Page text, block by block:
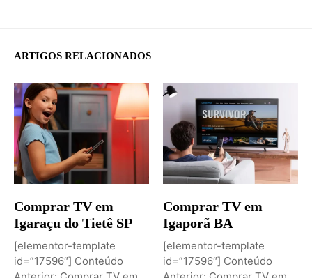
ARTIGOS RELACIONADOS
Comprar TV em
Igaraçu do Tietê SP
[elementor-template
id=”17596″] Conteúdo
Comprar TV em
Igaporã BA
[elementor-template
id=”17596″] Conteúdo